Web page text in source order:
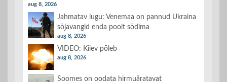
aug 8, 2026
Jahmatav lugu: Venemaa on pannud Ukraina
sõjavangid enda poolt sõdima
aug 8, 2026
VIDEO: Kiiev põleb
aug 8, 2026
Soomes on oodata hirmuäratavat